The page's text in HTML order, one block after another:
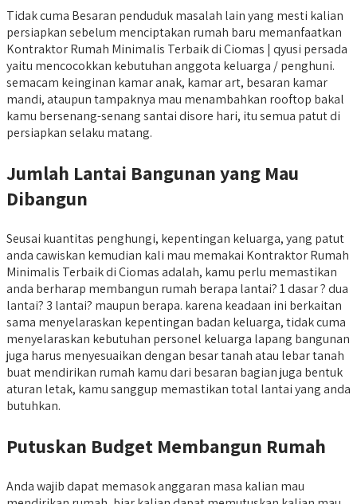
Tidak cuma Besaran penduduk masalah lain yang mesti kalian
persiapkan sebelum menciptakan rumah baru memanfaatkan
Kontraktor Rumah Minimalis Terbaik di Ciomas | qyusi persada
yaitu mencocokkan kebutuhan anggota keluarga / penghuni.
semacam keinginan kamar anak, kamar art, besaran kamar
mandi, ataupun tampaknya mau menambahkan rooftop bakal
kamu bersenang-senang santai disore hari, itu semua patut di
persiapkan selaku matang.
Jumlah Lantai Bangunan yang Mau
Dibangun
Seusai kuantitas penghungi, kepentingan keluarga, yang patut
anda cawiskan kemudian kali mau memakai Kontraktor Rumah
Minimalis Terbaik di Ciomas adalah, kamu perlu memastikan
anda berharap membangun rumah berapa lantai? 1 dasar ? dua
lantai? 3 lantai? maupun berapa. karena keadaan ini berkaitan
sama menyelaraskan kepentingan badan keluarga, tidak cuma
menyelaraskan kebutuhan personel keluarga lapang bangunan
juga harus menyesuaikan dengan besar tanah atau lebar tanah
buat mendirikan rumah kamu dari besaran bagian juga bentuk
aturan letak, kamu sanggup memastikan total lantai yang anda
butuhkan.
Putuskan Budget Membangun Rumah
Anda wajib dapat memasok anggaran masa kalian mau